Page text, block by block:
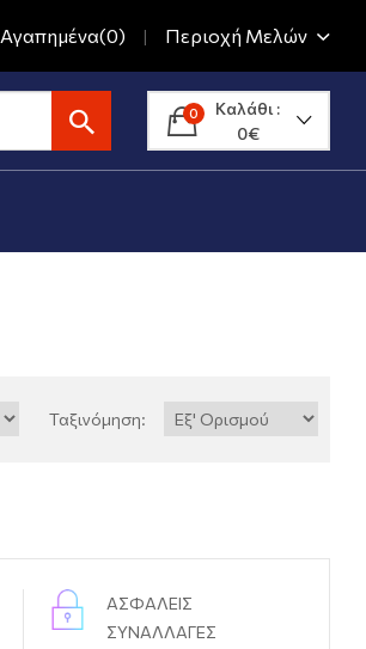
Αγαπημένα(0) Περιοχή Μελών
Καλάθι :
0€
0
Ταξινόμηση:
ΑΣΦΑΛΕΙΣ
ΣΥΝΑΛΛΑΓΕΣ